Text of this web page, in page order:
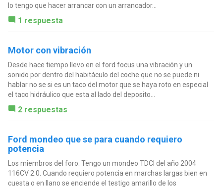
lo tengo que hacer arrancar con un arrancador...
1 respuesta
Motor con vibración
Desde hace tiempo llevo en el ford focus una vibración y un
sonido por dentro del habitáculo del coche que no se puede ni
hablar no se si es un taco del motor que se haya roto en especial
el taco hidráulico que esta al lado del deposito...
2 respuestas
Ford mondeo que se para cuando requiero
potencia
Los miembros del foro. Tengo un mondeo TDCI del año 2004
116CV 2.0. Cuando requiero potencia en marchas largas bien en
cuesta o en llano se enciende el testigo amarillo de los